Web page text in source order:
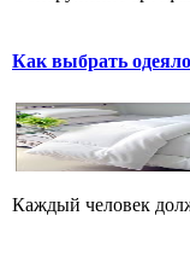
Как выбрать
Каждый человек